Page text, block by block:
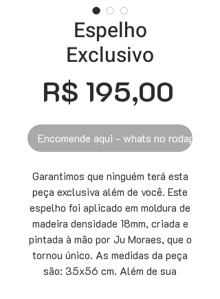
Espelho
Exclusivo
R$ 195,00
Encomende aqui - whats no rodapé
Garantimos que ninguém terá esta
peça exclusiva além de você. Este
espelho foi aplicado em moldura de
madeira densidade 18mm, criada e
pintada à mão por Ju Moraes, que o
tornou único. As medidas da peça
são: 35x56 cm. Além de sua